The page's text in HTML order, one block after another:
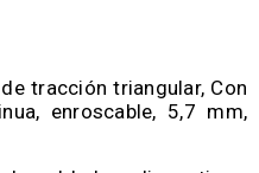
tracción triangular, Con
enroscable, 5,7 mm,